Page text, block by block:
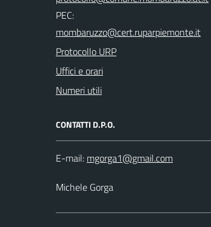
PEC:
Protocollo URP
Uffici e orari
Numeri utili
CONTATTI D.P.O.
E-mail:
Michele Gorga